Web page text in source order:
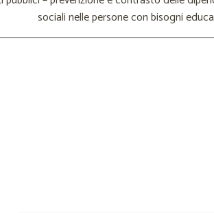
sociali nelle persone con bisogni